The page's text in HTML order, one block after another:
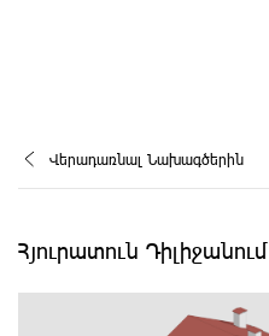
Վերադառնալ Նախագծերին
Հյուրատուն Դիլիջանում